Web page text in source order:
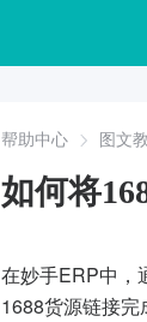
帮助中心 图文
如何将
在妙手ERP中，
1688货源链接